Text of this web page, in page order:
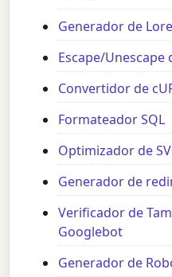
Generador de
Escape/Unescape
Convertidor de
Formateador SQL
Optimizador de
Generador de
Verificador de
Googlebot
Generador de